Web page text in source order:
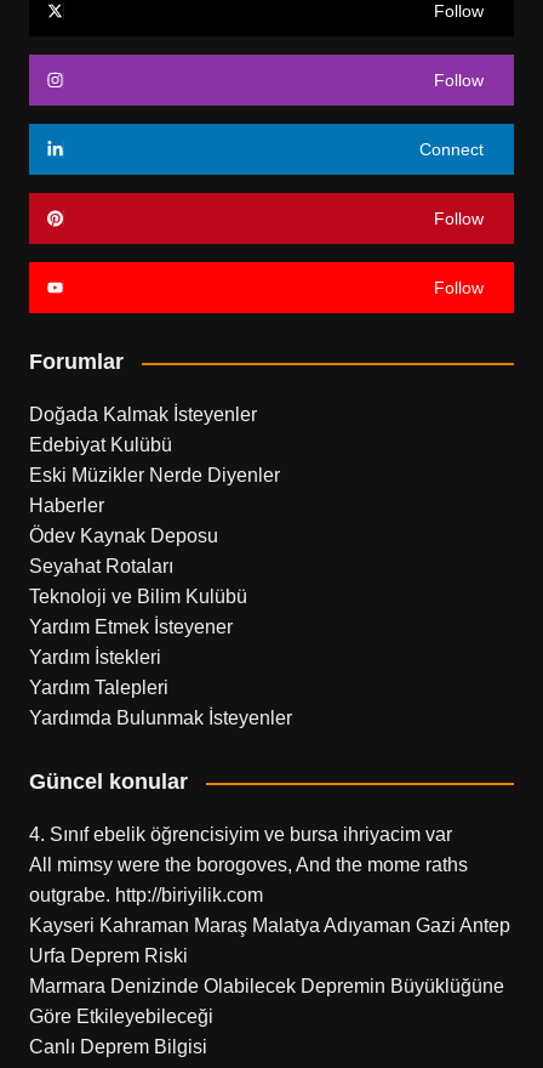
Follow
Follow
Connect
Follow
Follow
Forumlar
Doğada Kalmak İsteyenler
Edebiyat Kulübü
Eski Müzikler Nerde Diyenler
Haberler
Ödev Kaynak Deposu
Seyahat Rotaları
Teknoloji ve Bilim Kulübü
Yardım Etmek İsteyener
Yardım İstekleri
Yardım Talepleri
Yardımda Bulunmak İsteyenler
Güncel konular
4. Sınıf ebelik öğrencisiyim ve bursa ihriyacim var
All mimsy were the borogoves, And the mome raths
outgrabe. http://biriyilik.com
Kayseri Kahraman Maraş Malatya Adıyaman Gazi Antep
Urfa Deprem Riski
Marmara Denizinde Olabilecek Depremin Büyüklüğüne
Göre Etkileyebileceği
Canlı Deprem Bilgisi